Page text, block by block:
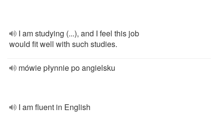
I am studying (...), and I feel this job
would fit well with such studies.
mówie płynnie po angielsku
I am fluent in English